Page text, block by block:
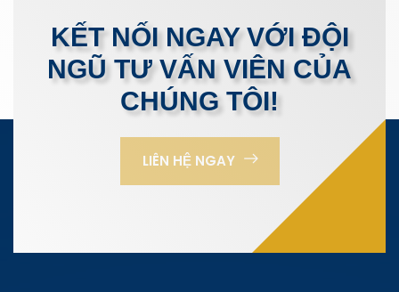
KẾT NỐI NGAY VỚI ĐỘI
NGŨ TƯ VẤN VIÊN CỦA
CHÚNG TÔI!
LIÊN HỆ NGAY